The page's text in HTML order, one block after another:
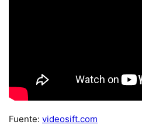
Fuente: videosift.com